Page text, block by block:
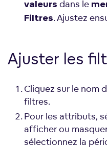
valeurs dans le
Filtres. Ajustez
Ajuster les
Cliquez sur le nom
filtres.
Pour les attributs,
afficher ou
sélectionnez la